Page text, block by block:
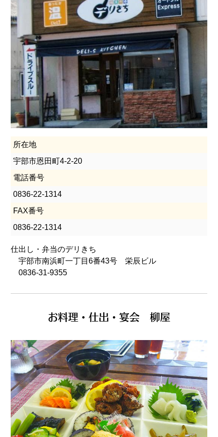
所在地
宇部市恩田町4-2-20
電話番号
0836-22-1314
FAX番号
0836-22-1314
仕出し・弁当のデリきち
宇部市南浜町一丁目6番43号 栄辰ビル
0836-31-9355
お料理・仕出・宴会 柳屋